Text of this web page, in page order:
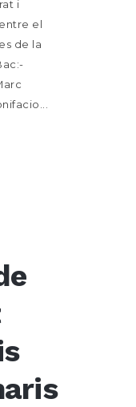
i
el
de la